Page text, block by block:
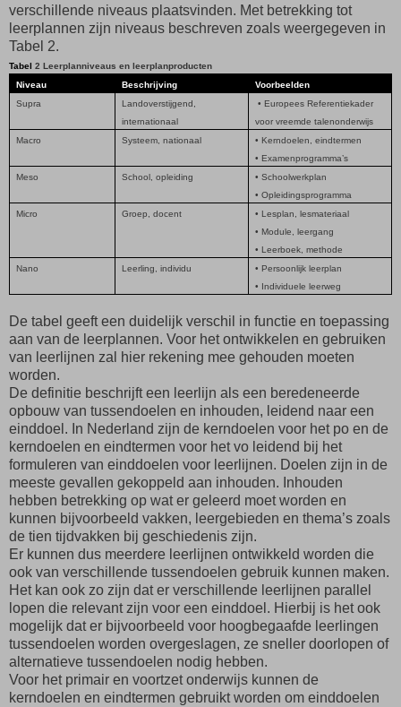
verschillende niveaus plaatsvinden. Met betrekking tot
leerplannen zijn niveaus beschreven zoals weergegeven in
Tabel 2.
Tabel 2 Leerplanniveaus en leerplanproducten
Niveau
Beschrijving
Voorbeelden
Supra
Landoverstijgend,
internationaal
• Europees Referentiekader
voor vreemde talenonderwijs
Macro
Systeem, nationaal
• Kerndoelen, eindtermen
• Examenprogramma’s
Meso
School, opleiding
• Schoolwerkplan
• Opleidingsprogramma
Micro
Groep, docent
• Lesplan, lesmateriaal
• Module, leergang
• Leerboek, methode
Nano
Leerling, individu
• Persoonlijk leerplan
• Individuele leerweg
De tabel geeft een duidelijk verschil in functie en toepassing
aan van de leerplannen. Voor het ontwikkelen en gebruiken
van leerlijnen zal hier rekening mee gehouden moeten
worden.
De definitie beschrijft een leerlijn als een beredeneerde
opbouw van tussendoelen en inhouden, leidend naar een
einddoel. In Nederland zijn de kerndoelen voor het po en de
kerndoelen en eindtermen voor het vo leidend bij het
formuleren van einddoelen voor leerlijnen. Doelen zijn in de
meeste gevallen gekoppeld aan inhouden. Inhouden
hebben betrekking op wat er geleerd moet worden en
kunnen bijvoorbeeld vakken, leergebieden en thema’s zoals
de tien tijdvakken bij geschiedenis zijn.
Er kunnen dus meerdere leerlijnen ontwikkeld worden die
ook van verschillende tussendoelen gebruik kunnen maken.
Het kan ook zo zijn dat er verschillende leerlijnen parallel
lopen die relevant zijn voor een einddoel. Hierbij is het ook
mogelijk dat er bijvoorbeeld voor hoogbegaafde leerlingen
tussendoelen worden overgeslagen, ze sneller doorlopen of
alternatieve tussendoelen nodig hebben.
Voor het primair en voortzet onderwijs kunnen de
kerndoelen en eindtermen gebruikt worden om einddoelen